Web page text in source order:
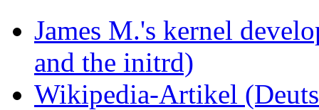
James M.'s kernel
and the initrd)
Wikipedia-Artikel